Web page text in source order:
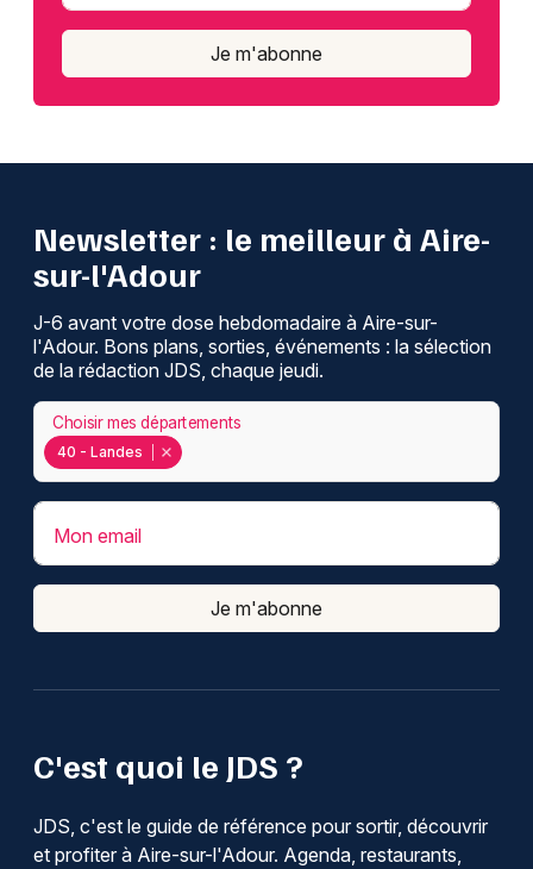
Je m'abonne
C'est quoi le JDS ?
JDS, c'est le guide de référence pour sortir, découvrir
et profiter à Aire-sur-l'Adour. Agenda, restaurants,
Newsletter : le meilleur à Aire-
sur-l'Adour
J-6 avant votre dose hebdomadaire à Aire-sur-
l'Adour. Bons plans, sorties, événements : la sélection
de la rédaction JDS, chaque jeudi.
40 - Landes
Choisir mes départements
Mon email
Je m'abonne